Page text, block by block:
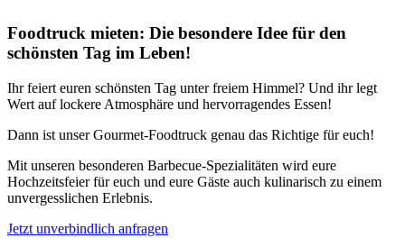
Foodtruck mieten: Die besondere Idee für den
schönsten Tag im Leben!
Ihr feiert euren schönsten Tag unter freiem Himmel? Und ihr legt
Wert auf lockere Atmosphäre und hervorragendes Essen!
Dann ist unser Gourmet-Foodtruck genau das Richtige für euch!
Mit unseren besonderen Barbecue-Spezialitäten wird eure
Hochzeitsfeier für euch und eure Gäste auch kulinarisch zu einem
unvergesslichen Erlebnis.
Jetzt unverbindlich anfragen